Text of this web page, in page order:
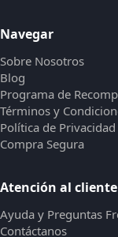
Navegar
Sobre Nosotros
Blog
Programa de
Términos y
Política de Privacidad
Compra Segura
Atención al cliente
Ayuda y Preguntas
Contáctanos